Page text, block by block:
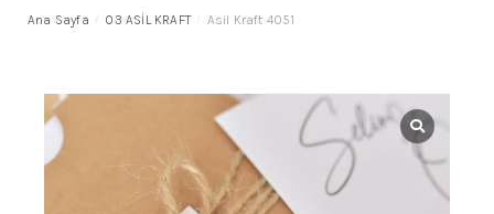
Ana Sayfa / 03 ASİL KRAFT / Asil Kraft 4051